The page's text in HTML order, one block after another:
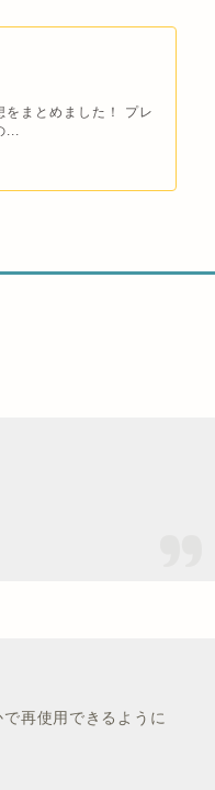
まとめました！ プレ
再使用できるように